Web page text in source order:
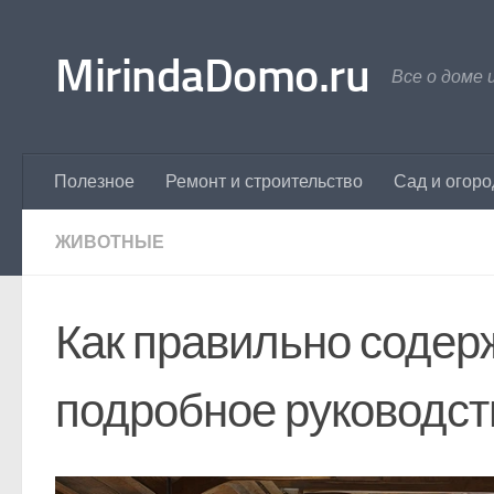
MirindaDomo.ru Все о доме
Полезное Ремонт и строительство Сад и
ЖИВОТНЫЕ
Как правильно
подробное